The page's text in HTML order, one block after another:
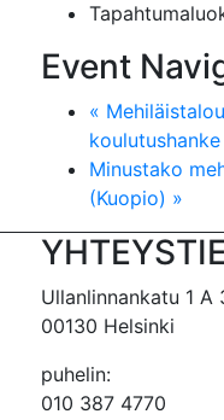
Event
«
koulutushanke
Minustako
(Kuopio) »
Ullanlinnankatu 1 A
00130 Helsinki
puhelin:
010 387 4770